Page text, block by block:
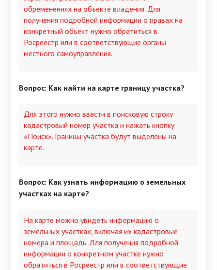
обременениях на объекте владения. Для
получения подробной информации о правах на
конкретный объект нужно обратиться в
Росреестр или в соответствующие органы
местного самоуправления.
Вопрос: Как найти на карте границу участка?
Для этого нужно ввести в поисковую строку
кадастровый номер участка и нажать кнопку
«Поиск». Границы участка будут выделены на
карте.
Вопрос: Как узнать информацию о земельных
участках на карте?
На карте можно увидеть информацию о
земельных участках, включая их кадастровые
номера и площадь. Для получения подробной
информации о конкретном участке нужно
обратиться в Росреестр или в соответствующие